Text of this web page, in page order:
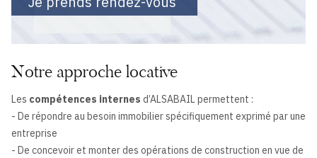
Notre approche locative
Les compétences internes d’ALSABAIL permettent :
- De répondre au besoin immobilier spécifiquement exprimé par une
entreprise
- De concevoir et monter des opérations de construction en vue de